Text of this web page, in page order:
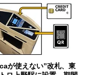
が使えない”改札、東